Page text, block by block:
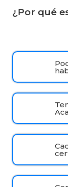
¿Por qué